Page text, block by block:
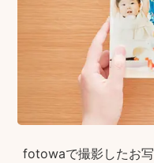
fotowaで撮影したお